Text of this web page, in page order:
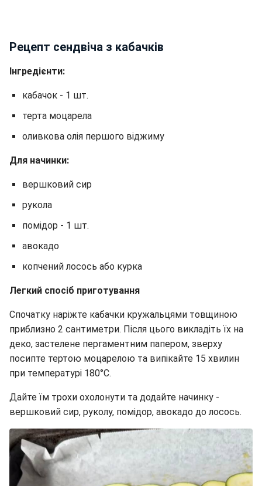
Рецепт сендвіча з кабачків
Інгредієнти:
кабачок - 1 шт.
терта моцарела
оливкова олія першого віджиму
Для начинки:
вершковий сир
рукола
помідор - 1 шт.
авокадо
копчений лосось або курка
Легкий спосіб приготування
Спочатку наріжте кабачки кружальцями товщиною
приблизно 2 сантиметри. Після цього викладіть їх на
деко, застелене пергаментним папером, зверху
посипте тертою моцарелою та випікайте 15 хвилин
при температурі 180°C.
Дайте їм трохи охолонути та додайте начинку -
вершковий сир, руколу, помідор, авокадо до лосось.